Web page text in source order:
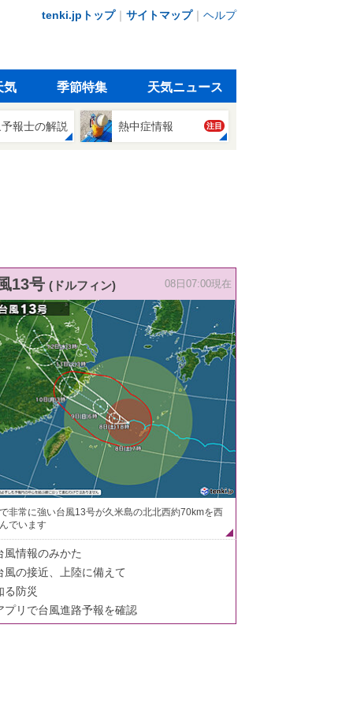
tenki.jpトップ｜ サイトマップ｜ ヘルプ
気 季節特集 天気ニュース
報士の解説 熱中症情報 注目
13号 (ドルフィン) 08日07:00現在
非常に強い台風13号が久米島の北北西約70kmを西
でいます
風情報のみかた
風の接近、上陸に備えて
る防災
プリで台風進路予報を確認